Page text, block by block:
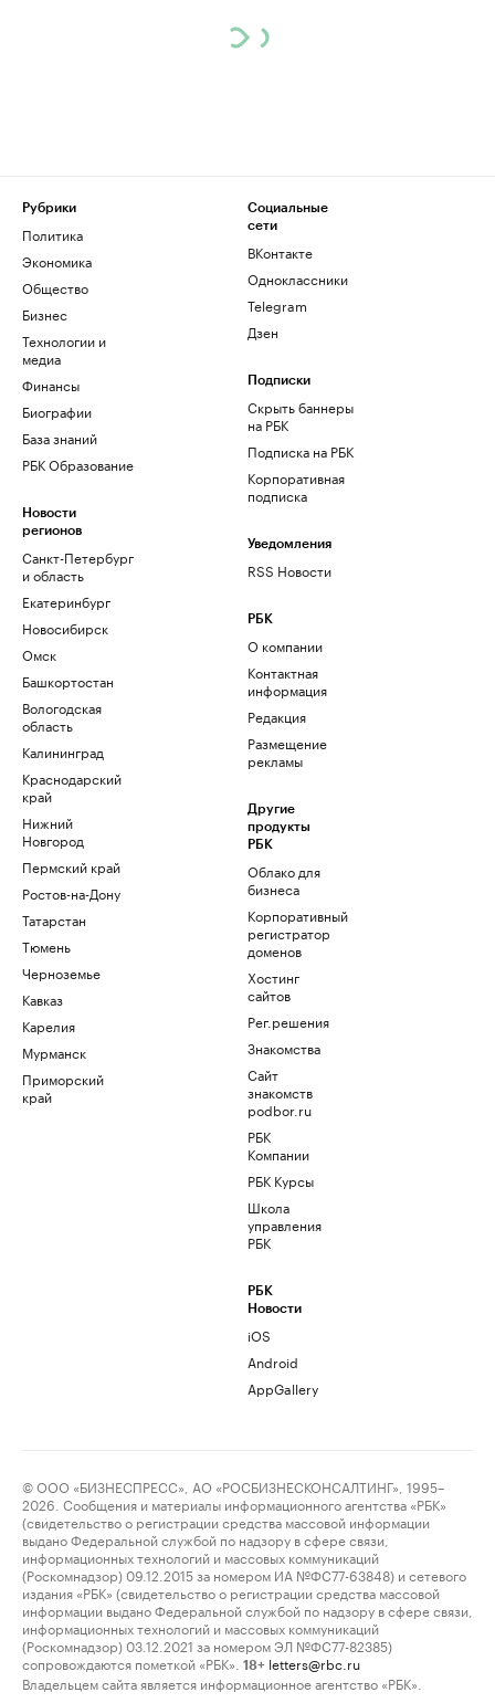
Рубрики
Политика
Экономика
Общество
Бизнес
Технологии и
медиа
Финансы
Биографии
База знаний
РБК Образование
Новости
регионов
Санкт-Петербург
и область
Екатеринбург
Новосибирск
Омск
Башкортостан
Вологодская
область
Калининград
Краснодарский
край
Нижний
Новгород
Пермский край
Ростов-на-Дону
Татарстан
Тюмень
Черноземье
Кавказ
Карелия
Мурманск
Приморский
край
Социальные
сети
ВКонтакте
Одноклассники
Telegram
Дзен
Подписки
Скрыть баннеры
на РБК
Подписка на РБК
Корпоративная
подписка
Уведомления
RSS Новости
РБК
О компании
Контактная
информация
Редакция
Размещение
рекламы
Другие
продукты
РБК
Облако для
бизнеса
Корпоративный
регистратор
доменов
Хостинг
сайтов
Рег.решения
Знакомства
Сайт
знакомств
podbor.ru
РБК
Компании
РБК Курсы
Школа
управления
РБК
РБК
Новости
iOS
Android
AppGallery
© ООО «БИЗНЕСПРЕСС», АО «РОСБИЗНЕСКОНСАЛТИНГ», 1995–
2026. Сообщения и материалы информационного агентства «РБК»
(свидетельство о регистрации средства массовой информации
выдано Федеральной службой по надзору в сфере связи,
информационных технологий и массовых коммуникаций
(Роскомнадзор) 09.12.2015 за номером ИА №ФС77-63848) и сетевого
издания «РБК» (свидетельство о регистрации средства массовой
информации выдано Федеральной службой по надзору в сфере связи,
информационных технологий и массовых коммуникаций
(Роскомнадзор) 03.12.2021 за номером ЭЛ №ФС77-82385)
сопровождаются пометкой «РБК».
18+ letters@rbc.ru
Владельцем сайта является информационное агентство «РБК».